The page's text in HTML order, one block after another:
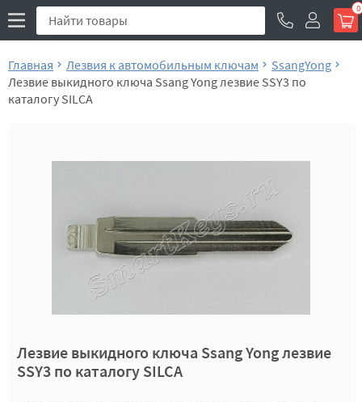
0
Главная Лезвия к автомобильным ключам
SsangYong
Лезвие выкидного ключа Ssang Yong лезвие SSY3 по
каталогу SILCA
Лезвие выкидного ключа Ssang Yong лезвие
SSY3 по каталогу SILCA